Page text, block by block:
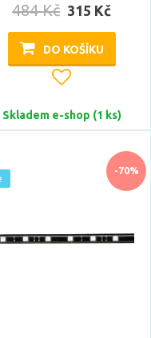
484 Kč 315 Kč
DO KOŠÍKU
Skladem e-shop (1 ks)
-70%